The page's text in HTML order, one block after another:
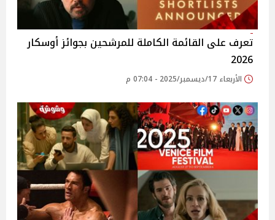
تعرف على القائمة الكاملة للمرشحين بجوائز أوسكار
2026
الأربعاء 17/ديسمبر/2025 - 07:04 م